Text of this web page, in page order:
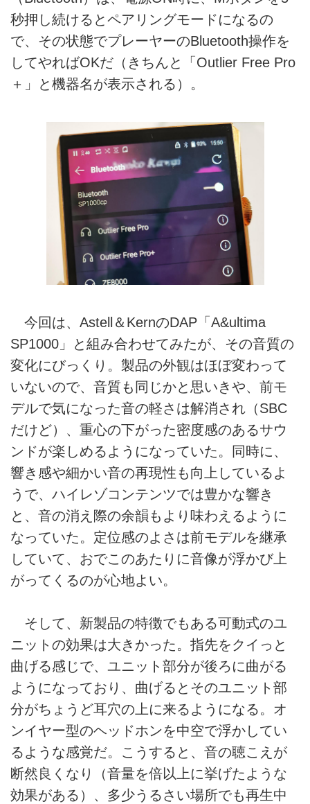
秒押し続けるとペアリングモードになるの
で、その状態でプレーヤーのBluetooth操作を
してやればOKだ（きちんと「Outlier Free Pro
＋」と機器名が表示される）。
今回は、Astell＆KernのDAP「A&ultima
SP1000」と組み合わせてみたが、その音質の
変化にびっくり。製品の外観はほぼ変わって
いないので、音質も同じかと思いきや、前モ
デルで気になった音の軽さは解消され（SBC
だけど）、重心の下がった密度感のあるサウ
ンドが楽しめるようになっていた。同時に、
響き感や細かい音の再現性も向上しているよ
うで、ハイレゾコンテンツでは豊かな響き
と、音の消え際の余韻もより味わえるように
なっていた。定位感のよさは前モデルを継承
していて、おでこのあたりに音像が浮かび上
がってくるのが心地よい。
そして、新製品の特徴でもある可動式のユ
ニットの効果は大きかった。指先をクイっと
曲げる感じで、ユニット部分が後ろに曲がる
ようになっており、曲げるとそのユニット部
分がちょうど耳穴の上に来るようになる。オ
ンイヤー型のヘッドホンを中空で浮かしてい
るような感覚だ。こうすると、音の聴こえが
断然良くなり（音量を倍以上に挙げたような
効果がある）、多少うるさい場所でも再生中